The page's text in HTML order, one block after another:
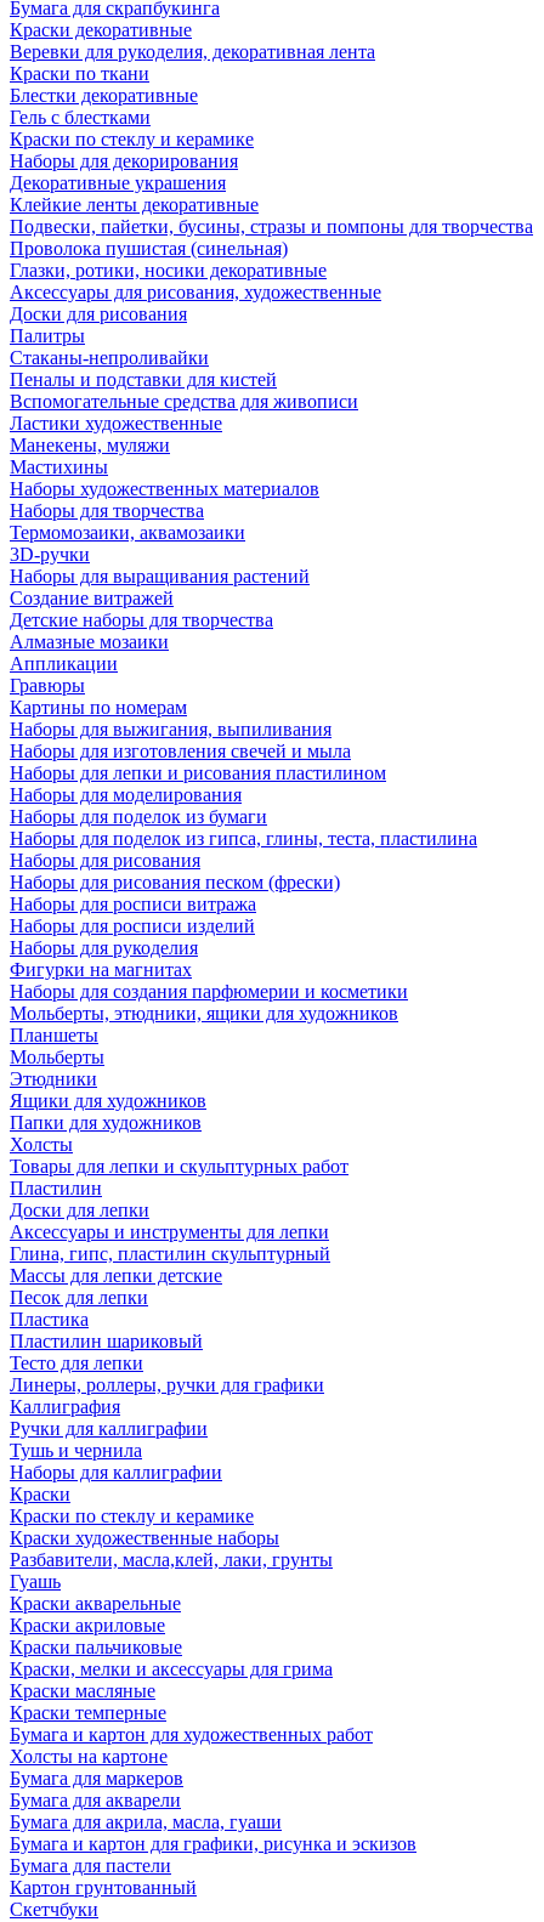
Бумага для скрапбукинга
Краски декоративные
Веревки для рукоделия, декоративная лента
Краски по ткани
Блестки декоративные
Гель с блестками
Краски по стеклу и керамике
Наборы для декорирования
Декоративные украшения
Клейкие ленты декоративные
Подвески, пайетки, бусины, стразы и помпоны для творчества
Проволока пушистая (синельная)
Глазки, ротики, носики декоративные
Аксессуары для рисования, художественные
Доски для рисования
Палитры
Стаканы-непроливайки
Пеналы и подставки для кистей
Вспомогательные средства для живописи
Ластики художественные
Манекены, муляжи
Мастихины
Наборы художественных материалов
Наборы для творчества
Термомозаики, аквамозаики
3D-ручки
Наборы для выращивания растений
Создание витражей
Детские наборы для творчества
Алмазные мозаики
Аппликации
Гравюры
Картины по номерам
Наборы для выжигания, выпиливания
Наборы для изготовления свечей и мыла
Наборы для лепки и рисования пластилином
Наборы для моделирования
Наборы для поделок из бумаги
Наборы для поделок из гипса, глины, теста, пластилина
Наборы для рисования
Наборы для рисования песком (фрески)
Наборы для росписи витража
Наборы для росписи изделий
Наборы для рукоделия
Фигурки на магнитах
Наборы для создания парфюмерии и косметики
Мольберты, этюдники, ящики для художников
Планшеты
Мольберты
Этюдники
Ящики для художников
Папки для художников
Холсты
Товары для лепки и скульптурных работ
Пластилин
Доски для лепки
Аксессуары и инструменты для лепки
Глина, гипс, пластилин скульптурный
Массы для лепки детские
Песок для лепки
Пластика
Пластилин шариковый
Тесто для лепки
Линеры, роллеры, ручки для графики
Каллиграфия
Ручки для каллиграфии
Тушь и чернила
Наборы для каллиграфии
Краски
Краски по стеклу и керамике
Краски художественные наборы
Разбавители, масла,клей, лаки, грунты
Гуашь
Краски акварельные
Краски акриловые
Краски пальчиковые
Краски, мелки и аксессуары для грима
Краски масляные
Краски темперные
Бумага и картон для художественных работ
Холсты на картоне
Бумага для маркеров
Бумага для акварели
Бумага для акрила, масла, гуаши
Бумага и картон для графики, рисунка и эскизов
Бумага для пастели
Картон грунтованный
Скетчбуки